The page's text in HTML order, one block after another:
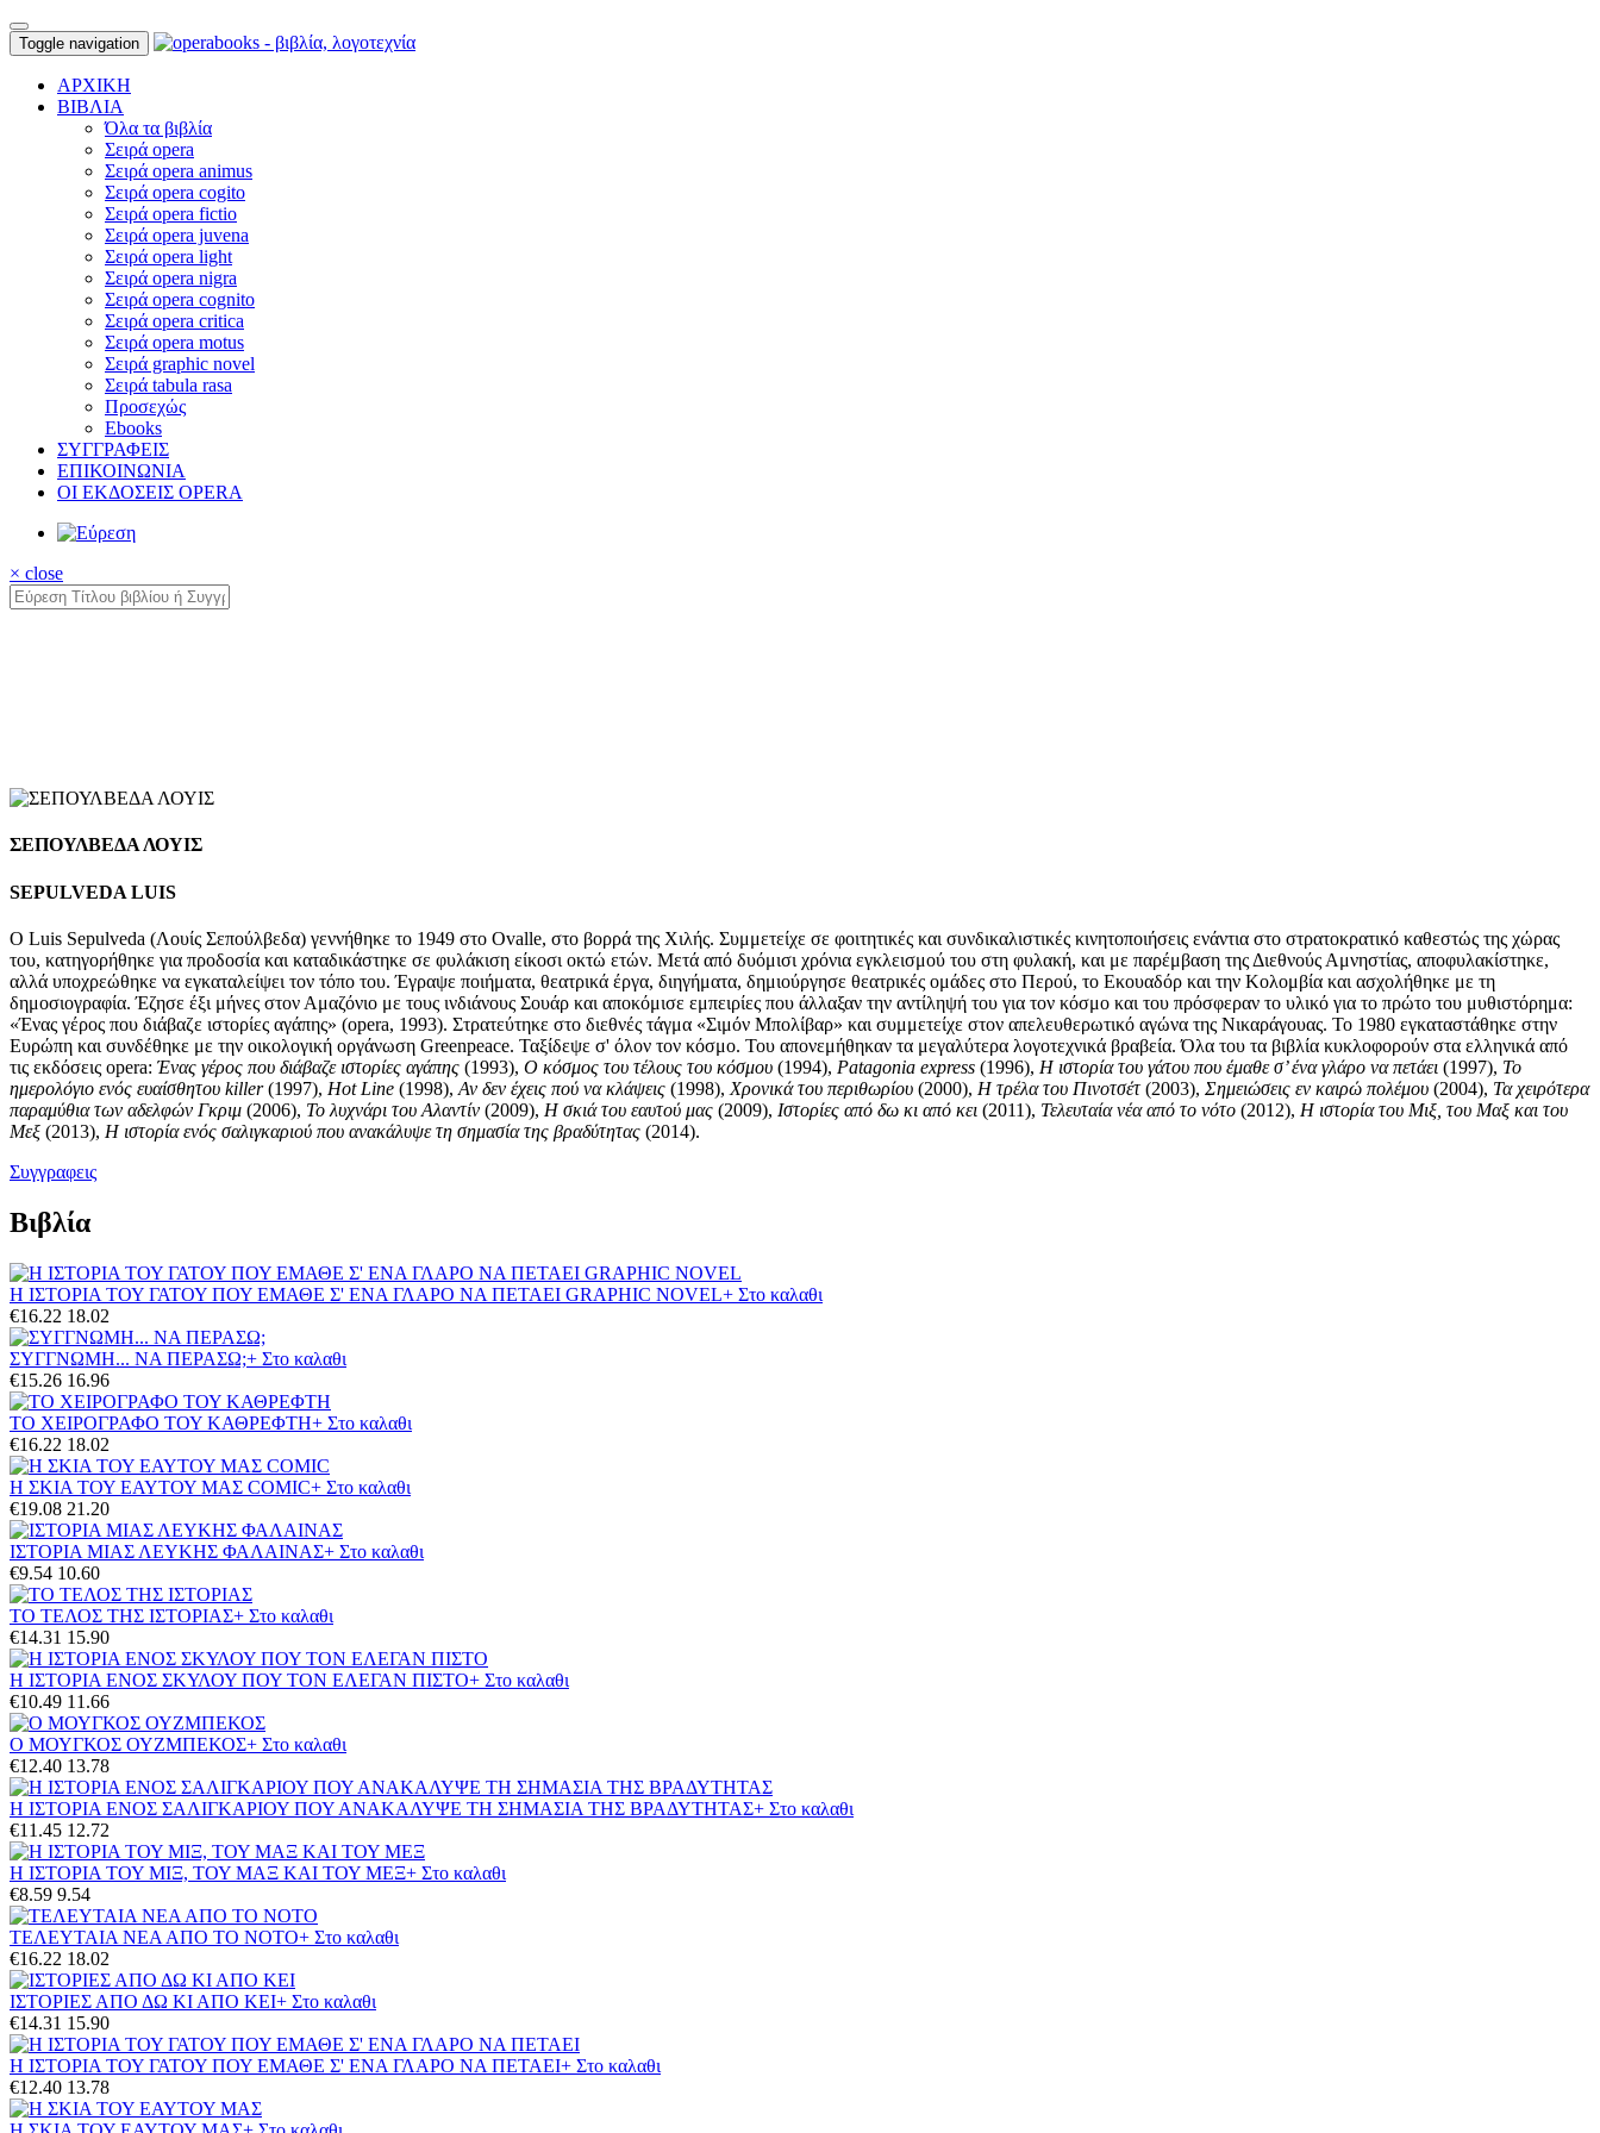
Toggle navigation
ΑΡΧΙΚΗ
ΒΙΒΛΙΑ
Όλα τα βιβλία
Σειρά opera
Σειρά opera animus
Σειρά opera cogito
Σειρά opera fictio
Σειρά opera juvena
Σειρά opera light
Σειρά opera nigra
Σειρά opera cognito
Σειρά opera critica
Σειρά opera motus
Σειρά graphic novel
Σειρά tabula rasa
Προσεχώς
Ebooks
ΣΥΓΓΡΑΦΕΙΣ
ΕΠΙΚΟΙΝΩΝΙΑ
ΟΙ ΕΚΔΟΣΕΙΣ OPERA
× close
ΣΕΠΟΥΛΒΕΔΑ ΛΟΥΙΣ
SEPULVEDA LUIS
Ο Luis Sepulveda (Λουίς Σεπούλβεδα) γεννήθηκε το 1949 στο Ovalle, στο βορρά της Χιλής. Συμμετείχε σε φοιτητικές και συνδικαλιστικές κινητοποιήσεις ενάντια στο στρατοκρατικό καθεστώς της χώρας
του, κατηγορήθηκε για προδοσία και καταδικάστηκε σε φυλάκιση είκοσι οκτώ ετών. Μετά από δυόμισι χρόνια εγκλεισμού του στη φυλακή, και με παρέμβαση της Διεθνούς Αμνηστίας, αποφυλακίστηκε,
αλλά υποχρεώθηκε να εγκαταλείψει τον τόπο του. Έγραψε ποιήματα, θεατρικά έργα, διηγήματα, δημιούργησε θεατρικές ομάδες στο Περού, το Εκουαδόρ και την Κολομβία και ασχολήθηκε με τη
δημοσιογραφία. Έζησε έξι μήνες στον Αμαζόνιο με τους ινδιάνους Σουάρ και αποκόμισε εμπειρίες που άλλαξαν την αντίληψή του για τον κόσμο και του πρόσφεραν το υλικό για το πρώτο του μυθιστόρημα:
«Ένας γέρος που διάβαζε ιστορίες αγάπης» (opera, 1993). Στρατεύτηκε στο διεθνές τάγμα «Σιμόν Μπολίβαρ» και συμμετείχε στον απελευθερωτικό αγώνα της Νικαράγουας. Το 1980 εγκαταστάθηκε στην
Ευρώπη και συνδέθηκε με την οικολογική οργάνωση Greenpeace. Ταξίδεψε σ' όλον τον κόσμο. Του απονεμήθηκαν τα μεγαλύτερα λογοτεχνικά βραβεία. Όλα του τα βιβλία κυκλοφορούν στα ελληνικά από
τις εκδόσεις opera: Ένας γέρος που διάβαζε ιστορίες αγάπης (1993), Ο κόσμος του τέλους του κόσμου (1994), Patagonia express (1996), Η ιστορία του γάτου που έμαθε σ’ ένα γλάρο να πετάει (1997), Το
ημερολόγιο ενός ευαίσθητου killer(1997), Hot Line (1998), Αν δεν έχεις πού να κλάψεις (1998), Χρονικά του περιθωρίου (2000), Η τρέλα του Πινοτσέτ(2003), Σημειώσεις εν καιρώ πολέμου (2004), Τα χειρότερα
παραμύθια των αδελφών Γκριμ (2006), To λυχνάρι του Αλαντίν (2009), Η σκιά του εαυτού μας (2009), Ιστορίες από δω κι από κει (2011), Τελευταία νέα από το νότο (2012), H ιστορία του Μιξ, του Μαξ και του
Μεξ (2013), Η ιστορία ενός σαλιγκαριού που ανακάλυψε τη σημασία της βραδύτητας (2014).
Συγγραφεις
Βιβλία
Η ΙΣΤΟΡΙΑ ΤΟΥ ΓΑΤΟΥ ΠΟΥ ΕΜΑΘΕ Σ' ΕΝΑ ΓΛΑΡΟ ΝΑ ΠΕΤΑΕΙ GRAPHIC NOVEL+ Στο καλαθι
€16.22 18.02
ΣΥΓΓΝΩΜΗ... ΝΑ ΠΕΡΑΣΩ;+ Στο καλαθι
€15.26 16.96
ΤΟ ΧΕΙΡΟΓΡΑΦΟ ΤΟΥ ΚΑΘΡΕΦΤΗ+ Στο καλαθι
€16.22 18.02
Η ΣΚΙΑ ΤΟΥ ΕΑΥΤΟΥ ΜΑΣ COMIC+ Στο καλαθι
€19.08 21.20
ΙΣΤΟΡΙΑ ΜΙΑΣ ΛΕΥΚΗΣ ΦΑΛΑΙΝΑΣ+ Στο καλαθι
€9.54 10.60
ΤΟ ΤΕΛΟΣ ΤΗΣ ΙΣΤΟΡΙΑΣ+ Στο καλαθι
€14.31 15.90
Η ΙΣΤΟΡΙΑ ΕΝΟΣ ΣΚΥΛΟΥ ΠΟΥ ΤΟΝ ΕΛΕΓΑΝ ΠΙΣΤΟ+ Στο καλαθι
€10.49 11.66
Ο ΜΟΥΓΚΟΣ ΟΥΖΜΠΕΚΟΣ+ Στο καλαθι
€12.40 13.78
Η ΙΣΤΟΡΙΑ ΕΝΟΣ ΣΑΛΙΓΚΑΡΙΟΥ ΠΟΥ ΑΝΑΚΑΛΥΨΕ ΤΗ ΣΗΜΑΣΙΑ ΤΗΣ ΒΡΑΔΥΤΗΤΑΣ+ Στο καλαθι
€11.45 12.72
Η ΙΣΤΟΡΙΑ ΤΟΥ ΜΙΞ, ΤΟΥ ΜΑΞ ΚΑΙ ΤΟΥ ΜΕΞ+ Στο καλαθι
€8.59 9.54
ΤΕΛΕΥΤΑΙΑ ΝΕΑ ΑΠΟ ΤΟ ΝΟΤΟ+ Στο καλαθι
€16.22 18.02
ΙΣΤΟΡΙΕΣ ΑΠΟ ΔΩ ΚΙ ΑΠΟ ΚΕΙ+ Στο καλαθι
€14.31 15.90
Η ΙΣΤΟΡΙΑ ΤΟΥ ΓΑΤΟΥ ΠΟΥ ΕΜΑΘΕ Σ' ΕΝΑ ΓΛΑΡΟ ΝΑ ΠΕΤΑΕΙ+ Στο καλαθι
€12.40 13.78